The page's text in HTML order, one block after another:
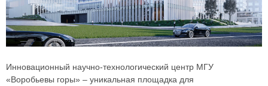
Инновационный научно-технологический центр МГУ
«Воробьевы горы» – уникальная площадка для